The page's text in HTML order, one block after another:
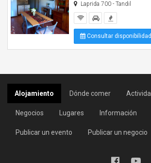
Laprida 700 - Tandil
Consultar disponibilidad
Alojamiento Dónde comer
Negocios Lugares Información
Publicar un evento Publicar un negocio